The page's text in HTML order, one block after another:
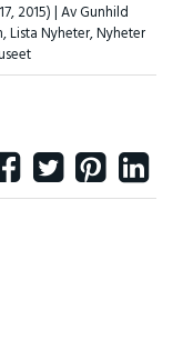
2015)| Av Gunhild
,Lista Nyheter,Nyheter